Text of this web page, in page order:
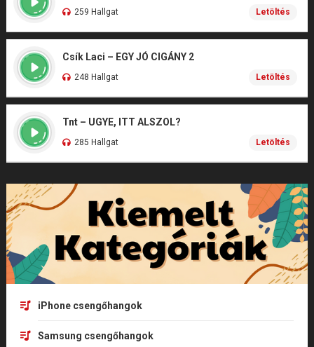
259 Hallgat Letöltés
Csík Laci – EGY JÓ CIGÁNY 2
248 Hallgat Letöltés
Tnt – UGYE, ITT ALSZOL?
285 Hallgat Letöltés
iPhone csengőhangok
Samsung csengőhangok